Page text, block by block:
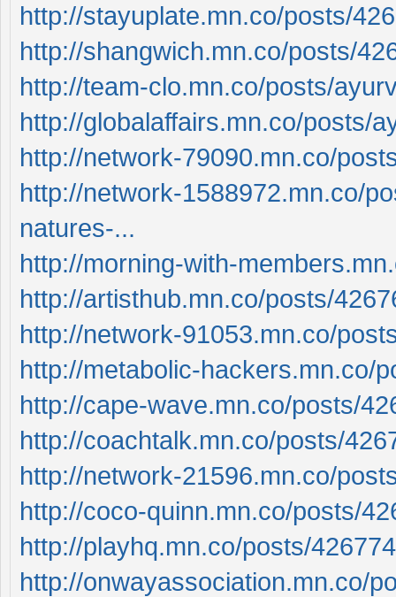
http://stayuplate.mn.co/posts/
http://shangwich.mn.co/posts/
http://team-clo.mn.co/posts/
http://globalaffairs.mn.co/posts/
http://network-79090.mn.co/
http://network-1588972.mn.co/
natures-...
http://morning-with-
http://artisthub.mn.co/posts/
http://network-91053.mn.co/
http://metabolic-hackers.mn.co/
http://cape-wave.mn.co/posts/
http://coachtalk.mn.co/posts/
http://network-21596.mn.co/
http://coco-quinn.mn.co/posts/
http://playhq.mn.co/posts/
http://onwayassociation.mn.co/